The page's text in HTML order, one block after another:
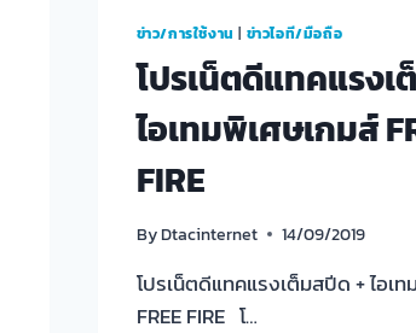
ข่าว/การใช้งาน | ข่าวไอที/มือถือ
โปรเน็ตดีแทคแรงเ
ไอเทมพิเศษเกมส์
FIRE
ByDtacinternet 14/09/2019
โปรเน็ตดีแทคแรงเต็มสปีด + ไอเ
FREE FIRE โ…